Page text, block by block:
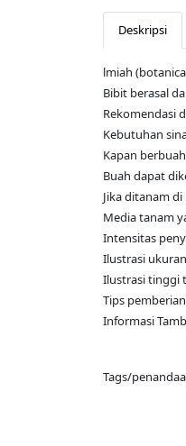
Deskripsi
lmiah
Bibit berasal
Rekomendasi
Kebutuhan
Kapan
Buah dapat
Jika ditanam
Media tanam
Intensitas
Ilustrasi
Ilustrasi tinggi
Tips
Informasi
Tags/